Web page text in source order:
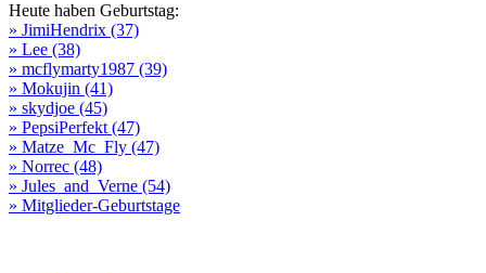
Heute haben Geburtstag:
» JimiHendrix (37)
» Lee (38)
» mcflymarty1987 (39)
» Mokujin (41)
» skydjoe (45)
» PepsiPerfekt (47)
» Matze_Mc_Fly (47)
» Norrec (48)
» Jules_and_Verne (54)
» Mitglieder-Geburtstage